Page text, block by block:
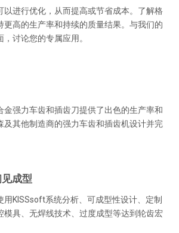
以进行优化，从而提高或节省成本。了解格
更高的生产率和持续的质量结果。与我们的
讨论您的专属应用。
金强力车齿和插齿刀提供了出色的生产率和
及其他制造商的强力车齿和插齿机设计并完
成型
用KISSsoft系统分析、可成型性设计、定制
模具、无焊线技术、过度成型等达到轮齿宏